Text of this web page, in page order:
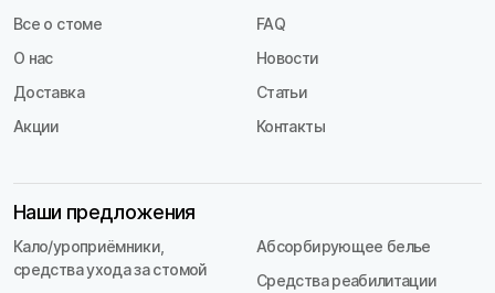
Все о стоме
О нас
Доставка
Акции
FAQ
Новости
Статьи
Контакты
Наши предложения
Кало/уроприёмники,
средства ухода за стомой
Абсорбирующее белье
Средства реабилитации